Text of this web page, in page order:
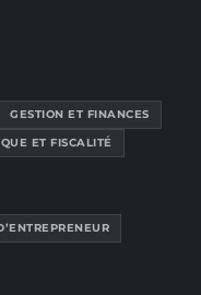
GESTION ET FINANCES
ET FISCALITÉ